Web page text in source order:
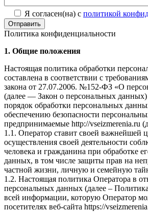
Я согласен(на) с политикой
Отправить
Политика конфиденциальности
1. Общие положения
Настоящая политика обработки
составлена в соответствии с
закона от 27.07.2006. №152-ФЗ «О
(далее — Закон о персональных данных)
порядок обработки персональных
обеспечению безопасности
предпринимаемые http://vseizmerenia.ru
1.1. Оператор ставит своей важнейшей
осуществления своей деятельности
человека и гражданина при обработке
данных, в том числе защиты прав на
частной жизни, личную и семейную
1.2. Настоящая политика Оператора в
персональных данных (далее –
всей информации, которую Оператор
посетителях веб-сайта https://